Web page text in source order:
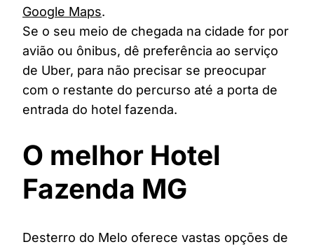
Google Maps.
Se o seu meio de chegada na cidade for por
avião ou ônibus, dê preferência ao serviço
de Uber, para não precisar se preocupar
com o restante do percurso até a porta de
entrada do hotel fazenda.
O melhor Hotel
Fazenda MG
Desterro do Melo oferece vastas opções de